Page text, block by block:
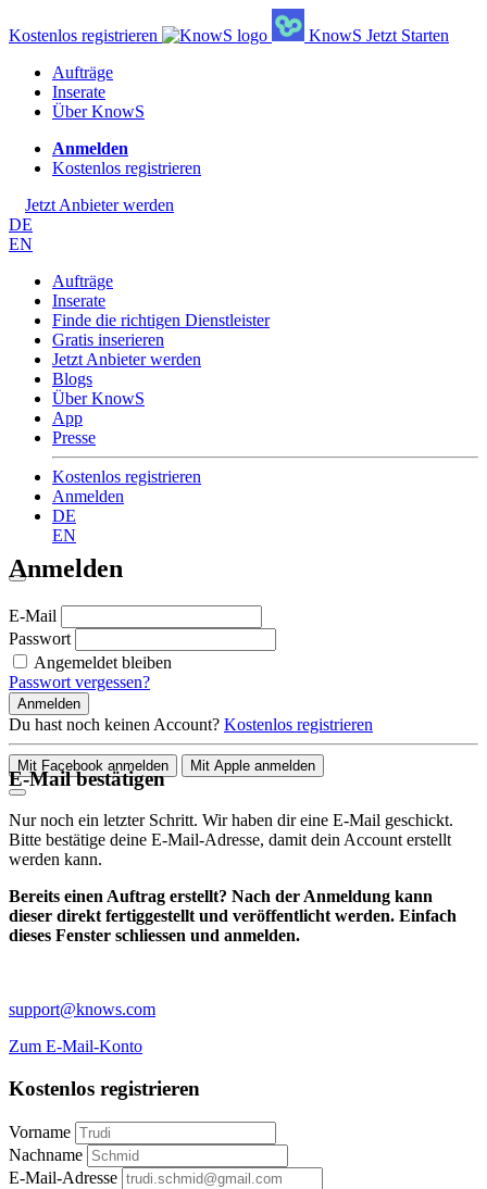
Kostenlos registrieren KnowS Jetzt Starten
Aufträge
Inserate
Über KnowS
Anmelden
Kostenlos registrieren
Jetzt Anbieter werden
DE
EN
Aufträge
Inserate
Finde die richtigen Dienstleister
Gratis inserieren
Jetzt Anbieter werden
Blogs
Über KnowS
App
Presse
Kostenlos registrieren
Anmelden
DE
EN
Anmelden
E-Mail
Passwort
Angemeldet bleiben
Passwort vergessen?
Anmelden
Du hast noch keinen Account? Kostenlos registrieren
Mit Facebook anmelden Mit Apple anmelden
E-Mail bestätigen
Nur noch ein letzter Schritt. Wir haben dir eine E-Mail geschickt.
Bitte bestätige deine E-Mail-Adresse, damit dein Account erstellt
werden kann.
Bereits einen Auftrag erstellt? Nach der Anmeldung kann
dieser direkt fertiggestellt und veröffentlicht werden. Einfach
dieses Fenster schliessen und anmelden.
support@knows.com
Zum E-Mail-Konto
Kostenlos registrieren
Vorname
Nachname
E-Mail-Adresse